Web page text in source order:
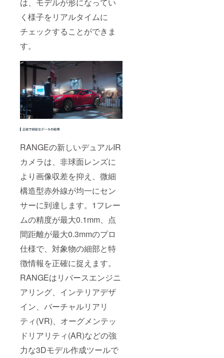
く様子をリアルタイムに
チェックすることができま
す。
RANGEの新しいデュアルIR
カメラは、非球面レンズに
より画像収差を抑え、微細
構造型赤外線が均一にセン
サーに到達します。1フレー
ムの精度が最大0.1mm、点
間距離が最大0.3mmのプロ
仕様で、対象物の細部と特
徴情報を正確に捉えます。
RANGEはリバースエンジニ
アリング、インテリアデザ
イン、バーチャルリアリ
ティ(VR)、オーグメンテッ
ドリアリティ(AR)などの強
力な3Dモデル作成ツールで